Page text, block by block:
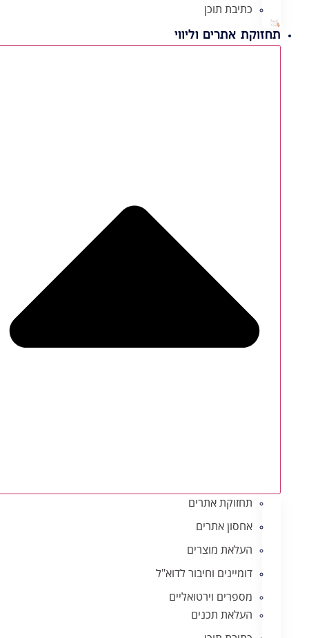
כתיבת תוכן
תחזוקת אתרים וליווי
תחזוקת אתרים
אחסון אתרים
העלאת מוצרים
דומיינים וחיבור לדוא"ל
מספרים וירטואליים
העלאת תכנים